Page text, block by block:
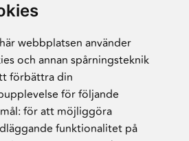
webbplatsen använder
och annan spårningsteknik
förbättra din
för följande
för att möjliggöra
funktionalitet på